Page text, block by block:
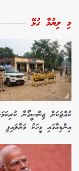
މި ލިޔުމާ ގުޅޭ
ކުއްޖަކަށް ޖިންސީގޯނާ
އިންޑިއާގައި މީހަކު މަރާލައިފި